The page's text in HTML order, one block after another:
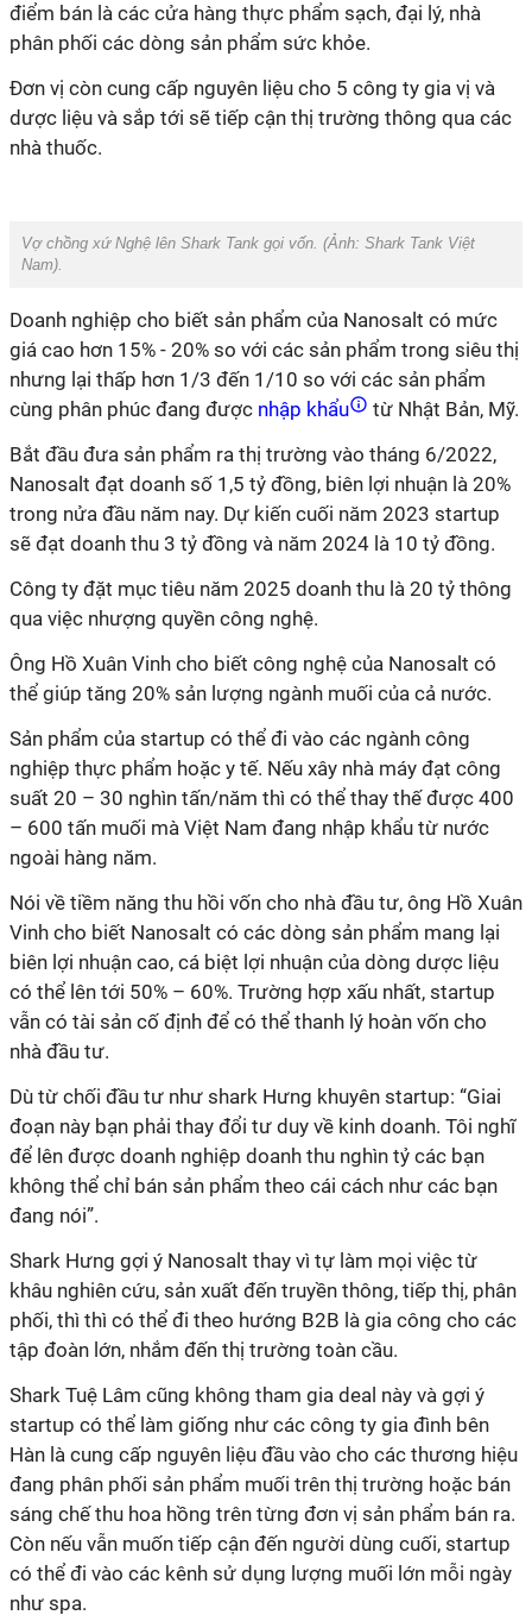
điểm bán là các cửa hàng thực phẩm sạch, đại lý, nhà
phân phối các dòng sản phẩm sức khỏe.
Đơn vị còn cung cấp nguyên liệu cho 5 công ty gia vị và
dược liệu và sắp tới sẽ tiếp cận thị trường thông qua các
nhà thuốc.
Vợ chồng xứ Nghệ lên Shark Tank gọi vốn. (Ảnh: Shark Tank Việt
Nam).
Doanh nghiệp cho biết sản phẩm của Nanosalt có mức
giá cao hơn 15% - 20% so với các sản phẩm trong siêu thị
nhưng lại thấp hơn 1/3 đến 1/10 so với các sản phẩm
cùng phân phúc đang được nhập khẩu
từ Nhật Bản, Mỹ.
Bắt đầu đưa sản phẩm ra thị trường vào tháng 6/2022,
Nanosalt đạt doanh số 1,5 tỷ đồng, biên lợi nhuận là 20%
trong nửa đầu năm nay. Dự kiến cuối năm 2023 startup
sẽ đạt doanh thu 3 tỷ đồng và năm 2024 là 10 tỷ đồng.
Công ty đặt mục tiêu năm 2025 doanh thu là 20 tỷ thông
qua việc nhượng quyền công nghệ.
Ông Hồ Xuân Vinh cho biết công nghệ của Nanosalt có
thể giúp tăng 20% sản lượng ngành muối của cả nước.
Sản phẩm của startup có thể đi vào các ngành công
nghiệp thực phẩm hoặc y tế. Nếu xây nhà máy đạt công
suất 20 – 30 nghìn tấn/năm thì có thể thay thế được 400
– 600 tấn muối mà Việt Nam đang nhập khẩu từ nước
ngoài hàng năm.
Nói về tiềm năng thu hồi vốn cho nhà đầu tư, ông Hồ Xuân
Vinh cho biết Nanosalt có các dòng sản phẩm mang lại
biên lợi nhuận cao, cá biệt lợi nhuận của dòng dược liệu
có thể lên tới 50% – 60%. Trường hợp xấu nhất, startup
vẫn có tài sản cố định để có thể thanh lý hoàn vốn cho
nhà đầu tư.
Dù từ chối đầu tư như shark Hưng khuyên startup: “Giai
đoạn này bạn phải thay đổi tư duy về kinh doanh. Tôi nghĩ
để lên được doanh nghiệp doanh thu nghìn tỷ các bạn
không thể chỉ bán sản phẩm theo cái cách như các bạn
đang nói”.
Shark Hưng gợi ý Nanosalt thay vì tự làm mọi việc từ
khâu nghiên cứu, sản xuất đến truyền thông, tiếp thị, phân
phối, thì thì có thể đi theo hướng B2B là gia công cho các
tập đoàn lớn, nhắm đến thị trường toàn cầu.
Shark Tuệ Lâm cũng không tham gia deal này và gợi ý
startup có thể làm giống như các công ty gia đình bên
Hàn là cung cấp nguyên liệu đầu vào cho các thương hiệu
đang phân phối sản phẩm muối trên thị trường hoặc bán
sáng chế thu hoa hồng trên từng đơn vị sản phẩm bán ra.
Còn nếu vẫn muốn tiếp cận đến người dùng cuối, startup
có thể đi vào các kênh sử dụng lượng muối lớn mỗi ngày
như spa.